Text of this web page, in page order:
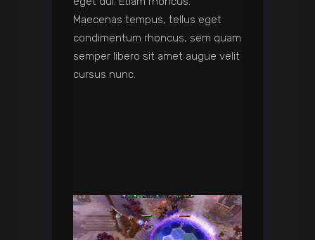
Maecenas tempus, tellus eget
condimentum rhoncus, sem quam
semper libero sit amet augue velit
cursus nunc.